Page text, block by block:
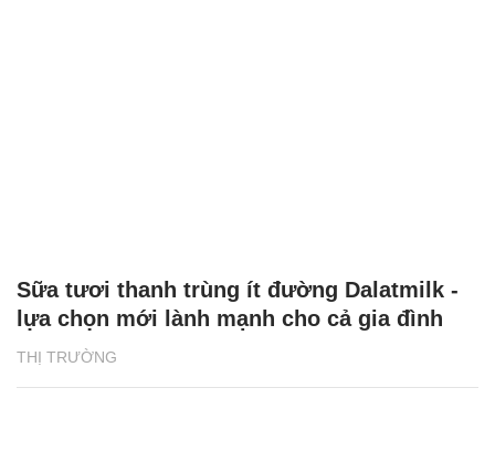
THỊ TRƯỜNG
Sữa tươi thanh trùng ít đường Dalatmilk -
lựa chọn mới lành mạnh cho cả gia đình